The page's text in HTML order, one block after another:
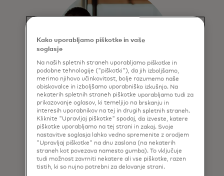
Omogočite plačilne
procese z obširnimi
podatki.
Vodilni podatki v industriji hranijo
Kako uporabljamo piškotke in vaše
soglasje
Na naših spletnih straneh uporabljamo piškotke in
podobne tehnologije ("piškotki"), da jih izboljšamo,
merimo njihovo učinkovitost, bolje razumemo naše
obiskovalce in izboljšamo uporabniško izkušnjo. Na
nekaterih spletnih straneh piškotke uporabljamo tudi za
prikazovanje oglasov, ki temeljijo na brskanju in
interesih uporabnikov na tej in drugih spletnih straneh.
Kliknite "Upravljaj piškotke" spodaj, da izveste, katere
piškotke uporabljamo na tej strani in zakaj. Svoje
nastavitve soglasja lahko vedno spremenite z orodjem
"Upravljaj piškotke" na dnu zaslona (na nekaterih
straneh kot povezava namesto gumba). To vključuje
tudi možnost zavrniti nekatere ali vse piškotke, razen
tistih, ki so nujno potrebni za delovanje strani.